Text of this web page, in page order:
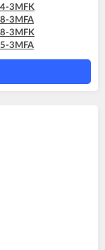
3MFK
3MFA
3MFK
3MFA